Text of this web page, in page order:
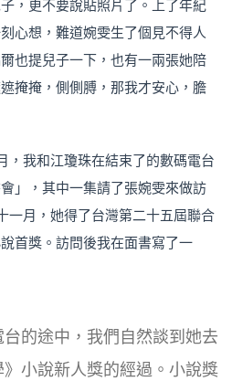
，更不要說貼照片了。上了年紀
心想，難道婉雯生了個見不得人
也提兒子一下，也有一兩張她陪
掩掩，側側膊，那我才安心，膽
，我和江瓊珠在結束了的數碼電台
」，其中一集請了張婉雯來做訪
一月，她得了台灣第二十五屆聯合
首獎。訪問後我在面書寫了一
的途中，我們自然談到她去
小說新人獎的經過。小說獎